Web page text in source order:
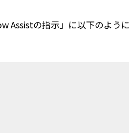
Assistの指示」に以下のよう